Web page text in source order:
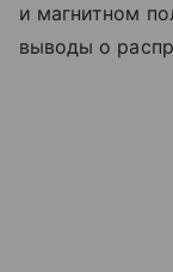
и магнитном
выводы о